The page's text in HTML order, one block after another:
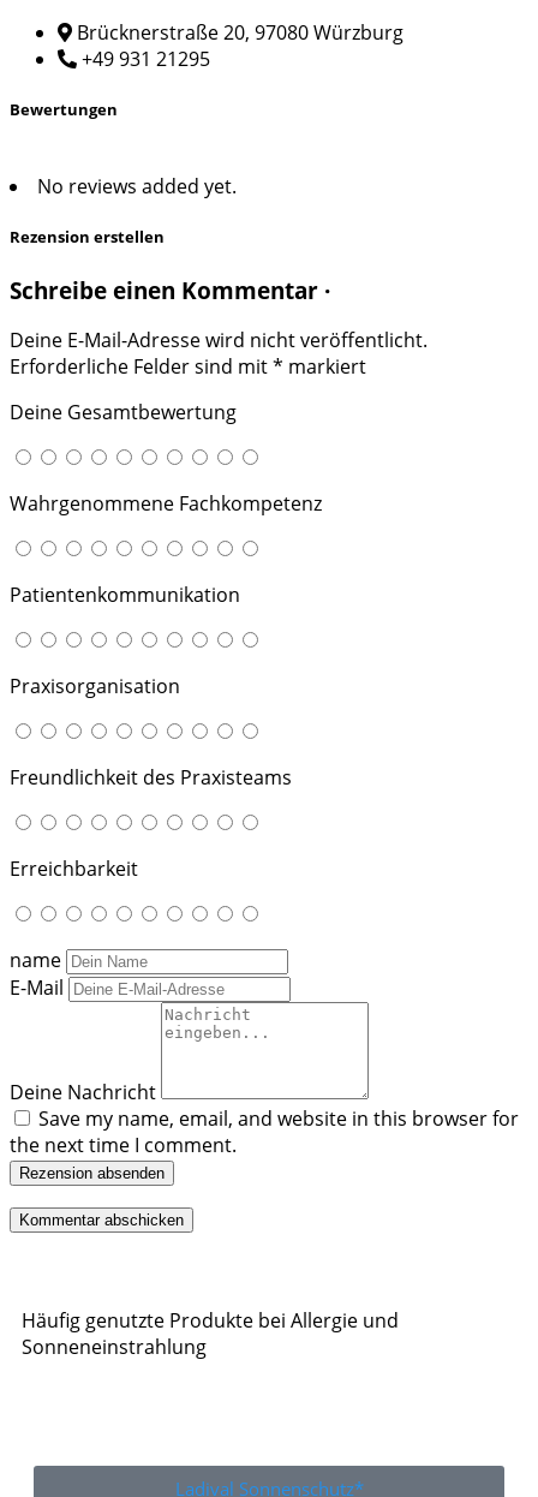
Brücknerstraße 20, 97080 Würzburg
+49 931 21295
Bewertungen
No reviews added yet.
Rezension erstellen
Schreibe einen Kommentar ·
Deine E-Mail-Adresse wird nicht veröffentlicht.
Erforderliche Felder sind mit* markiert
Deine Gesamtbewertung
Wahrgenommene Fachkompetenz
Patientenkommunikation
Praxisorganisation
Freundlichkeit des Praxisteams
Erreichbarkeit
name
E-Mail
Deine Nachricht
Save my name, email, and website in this browser for
the next time I comment.
Rezension absenden
Häufig genutzte Produkte bei Allergie und
Sonneneinstrahlung
Ladival Sonnenschutz*